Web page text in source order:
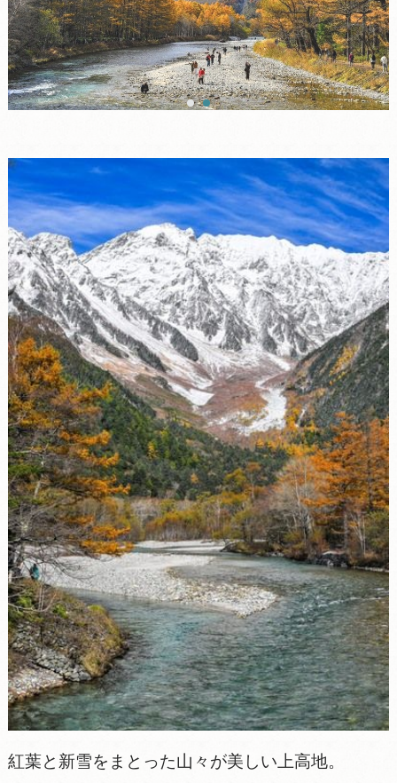
紅葉と新雪をまとった山々が美しい上高地。